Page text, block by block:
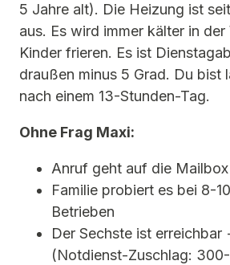
5 Jahre alt). Die Heizung ist
aus. Es wird immer kälter in der
Kinder frieren. Es ist
draußen minus 5 Grad. Du bist
nach einem 13-Stunden-Tag.
Ohne Frag Maxi:
Anruf geht auf die Mailbox
Familie probiert es bei 8-
Betrieben
Der Sechste ist
(Notdienst-Zuschlag: